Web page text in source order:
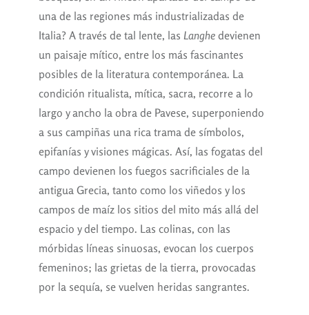
una de las regiones más industrializadas de
Italia? A través de tal lente, las Langhedevienen
un paisaje mítico, entre los más fascinantes
posibles de la literatura contemporánea. La
condición ritualista, mítica, sacra, recorre a lo
largo y ancho la obra de Pavese, superponiendo
a sus campiñas una rica trama de símbolos,
epifanías y visiones mágicas. Así, las fogatas del
campo devienen los fuegos sacrificiales de la
antigua Grecia, tanto como los viñedos y los
campos de maíz los sitios del mito más allá del
espacio y del tiempo. Las colinas, con las
mórbidas líneas sinuosas, evocan los cuerpos
femeninos; las grietas de la tierra, provocadas
por la sequía, se vuelven heridas sangrantes.